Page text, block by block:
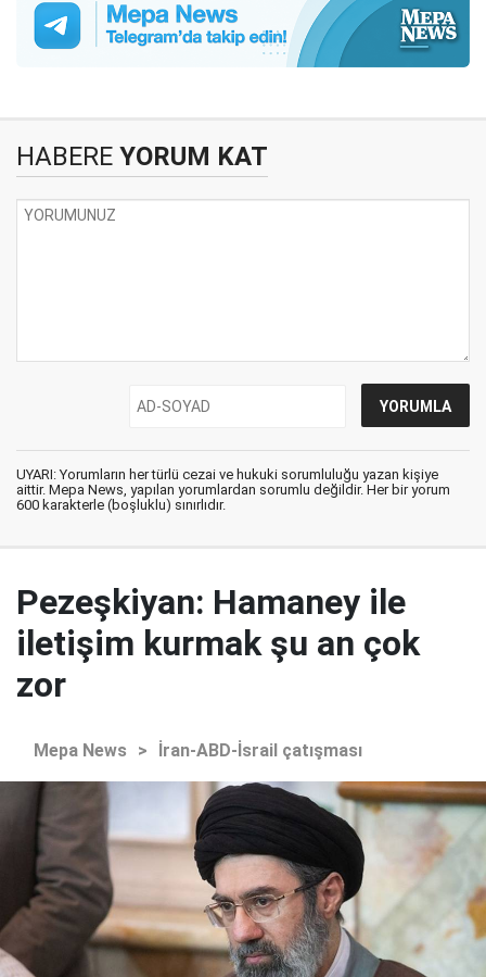
HABERE YORUM KAT
UYARI: Yorumların her türlü cezai ve hukuki sorumluluğu yazan kişiye
aittir. Mepa News, yapılan yorumlardan sorumlu değildir. Her bir yorum
600 karakterle (boşluklu) sınırlıdır.
Pezeşkiyan: Hamaney ile
iletişim kurmak şu an çok
zor
Mepa News > İran-ABD-İsrail çatışması